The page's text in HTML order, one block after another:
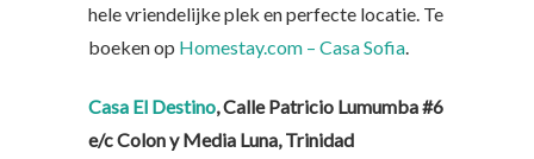
hele vriendelijke plek en perfecte locatie. Te
boeken op Homestay.com – Casa Sofia
Casa El Destino, CallePatricio Lumumba #6
e/c Colon y Media Luna, Trinidad